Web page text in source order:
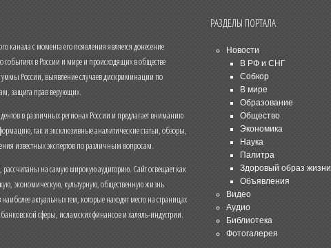
с момента его появления является донесение
в России и мире и происходящих в обществе
уммы России, выявление случаев дискриминации по
защита прав верующих.
в различных регионах России и предлагает вниманию
так и эксклюзивные аналитические статьи, обзоры,
известных экспертов по различным вопросам.
на самую широкую аудиторию. Сайт освещает как
экономическую, культурную, общественную жизнь
актуальных тем, которые находят место на страницах
сферы, исламских финансов и халяль-индустрии.
РАЗДЕЛЫ ПОРТАЛА
Новости
В РФ и СНГ
Собкор
В мире
Образование
Общество
Экономика
Наука
Палитра
Здоровый образ жизни
Объявления
Видео
Аудио
Библиотека
Фотогалерея